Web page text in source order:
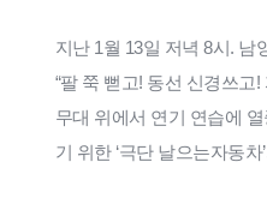
지난 1월 13일 저녁 8시. 남
“팔 쭉 뻗고! 동선 신경쓰고
무대 위에서 연기 연습에
기 위한 ‘극단 날으는자동